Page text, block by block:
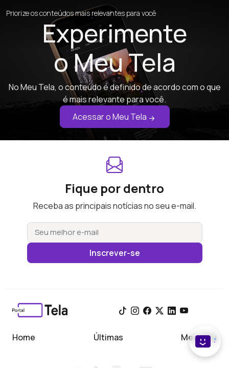
Priorize os conteúdos mais relevantes para você
Experimente
o Meu Tela
No Meu Tela, o conteúdo é definido de acordo com o que
é mais relevante para você.
Acessar o Meu Tela
Fique por dentro
Receba as principais notícias no seu e-mail.
Inscrever-se
Home Últimas Meu Tela